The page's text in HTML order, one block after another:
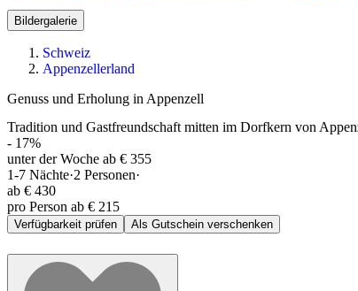
Bildergalerie
Schweiz
Appenzellerland
Genuss und Erholung in Appenzell
Tradition und Gastfreundschaft mitten im Dorfkern von
- 17%
unter der Woche ab € 355
1-7 Nächte·2 Personen·
ab € 430
pro Person ab € 215
Verfügbarkeit prüfen Als Gutschein verschenken